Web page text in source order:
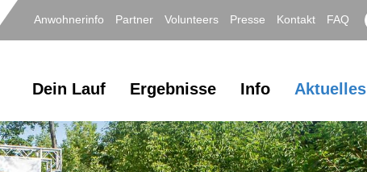
Anwohnerinfo Partner Volunteers Presse Kontakt FAQ
Dein Lauf Ergebnisse Info Aktuelles